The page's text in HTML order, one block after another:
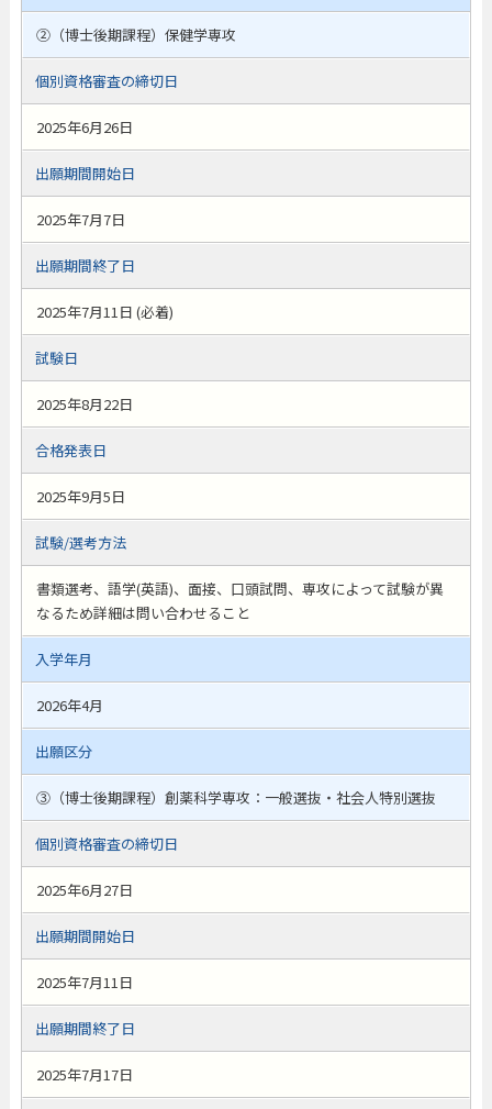
②（博士後期課程）保健学専攻
個別資格審査の締切日
2025年6月26日
出願期間開始日
2025年7月7日
出願期間終了日
2025年7月11日 (必着)
試験日
2025年8月22日
合格発表日
2025年9月5日
試験/選考方法
書類選考、語学(英語)、面接、口頭試問、専攻によって試験が異
なるため詳細は問い合わせること
入学年月
2026年4月
出願区分
③（博士後期課程）創薬科学専攻：一般選抜・社会人特別選抜
個別資格審査の締切日
2025年6月27日
出願期間開始日
2025年7月11日
出願期間終了日
2025年7月17日